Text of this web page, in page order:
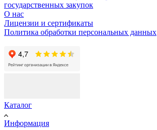
государственных закупок
О нас
Лицензии и сертификаты
Политика обработки персональных данных
Каталог
Информация